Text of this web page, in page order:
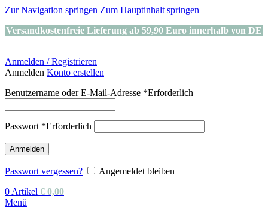
Zur Navigation springen Zum Hauptinhalt springen
Versandkostenfreie Lieferung ab 59,90 Euro innerhalb von DE
Anmelden / Registrieren
Anmelden Konto erstellen
Benutzername oder E-Mail-Adresse *Erforderlich
Passwort *Erforderlich
Anmelden
Passwort vergessen?
Angemeldet bleiben
0 Artikel € 0,00
Menü